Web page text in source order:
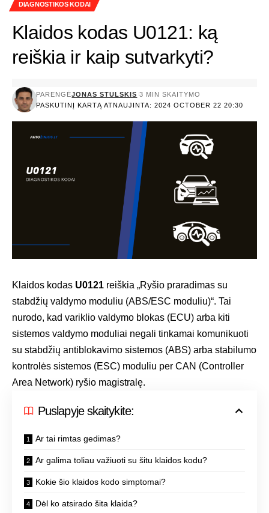
DIAGNOSTIKOS KODAI
Klaidos kodas U0121: ką
reiškia ir kaip sutvarkyti?
PASKUTINĮ KARTĄ ATNAUJINTA: 2024 OCTOBER 22 20:30
PARENGĖJONAS STULSKIS 3 MIN SKAITYMO
Klaidos kodas U0121 reiškia „Ryšio praradimas su
stabdžių valdymo moduliu (ABS/ESC moduliu)“. Tai
nurodo, kad variklio valdymo blokas (ECU) arba kiti
sistemos valdymo moduliai negali tinkamai komunikuoti
su stabdžių antiblokavimo sistemos (ABS) arba stabilumo
kontrolės sistemos (ESC) moduliu per CAN (Controller
Area Network) ryšio magistralę.
Puslapyje skaitykite:
Ar tai rimtas gedimas?
Ar galima toliau važiuoti su šitu klaidos kodu?
Kokie šio klaidos kodo simptomai?
Dėl ko atsirado šita klaida?